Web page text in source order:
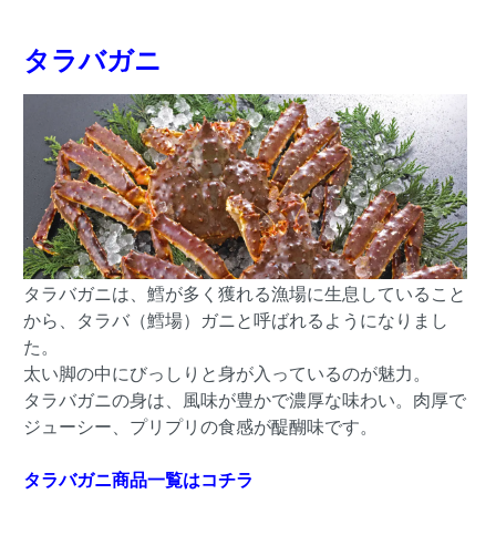
タラバガニ
タラバガニは、鱈が多く獲れる漁場に生息していること
から、タラバ（鱈場）ガニと呼ばれるようになりまし
た。
太い脚の中にびっしりと身が入っているのが魅力。
タラバガニの身は、風味が豊かで濃厚な味わい。肉厚で
ジューシー、プリプリの食感が醍醐味です。
タラバガニ商品一覧はコチラ